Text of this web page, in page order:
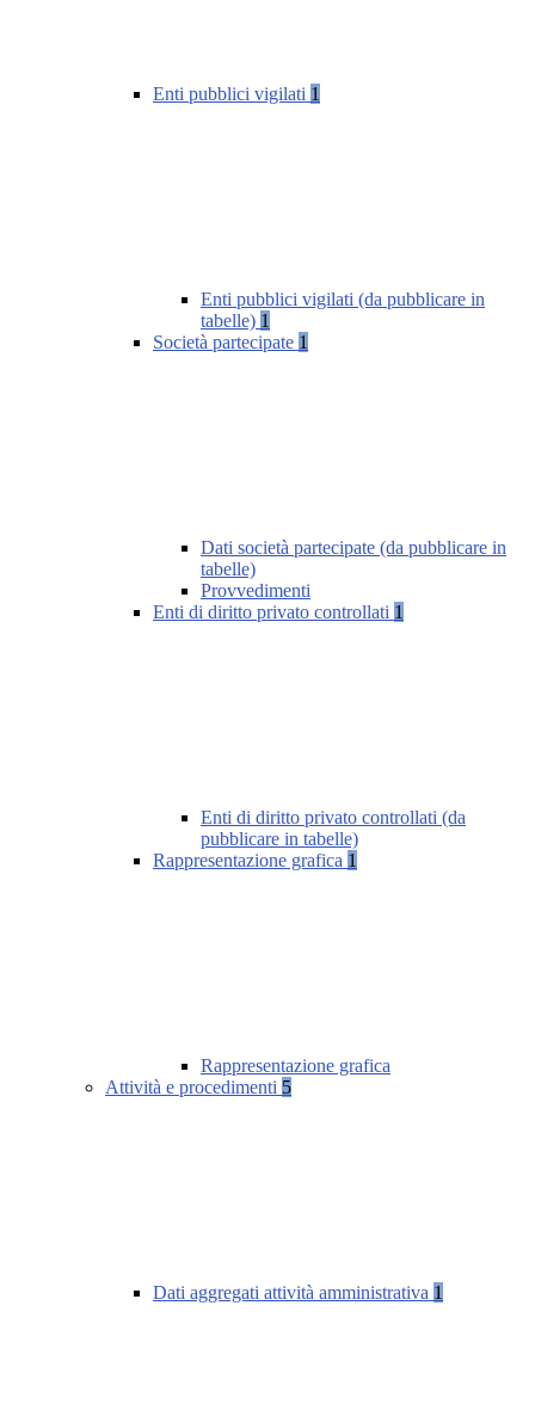
Enti pubblici vigilati 1
Enti pubblici vigilati (da pubblicare in
tabelle) 1
Società partecipate 1
Dati società partecipate (da pubblicare in
tabelle)
Provvedimenti
Enti di diritto privato controllati 1
Enti di diritto privato controllati (da
pubblicare in tabelle)
Rappresentazione grafica 1
Rappresentazione grafica
Attività e procedimenti 5
Dati aggregati attività amministrativa 1